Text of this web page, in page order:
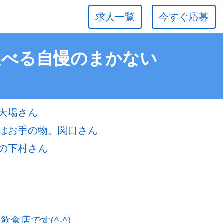
今すぐ応募
求人一覧
る自慢のまかない
場さん
お手の物、関口さん
下村さん
食店です(^-^)